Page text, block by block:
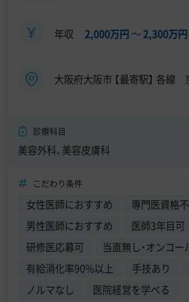
年収 2,000万円 〜2,300万円
大阪府大阪市 【最寄駅】 各線
診療科目
美容外科、美容皮膚科
こだわり条件
女性医師におすすめ 専門医資格
男性医師におすすめ
医師3年目可
研修医応募可
当直無し・オンコー
有給消化率90%以上
手技あり
ノルマなし
医院経営を学べる